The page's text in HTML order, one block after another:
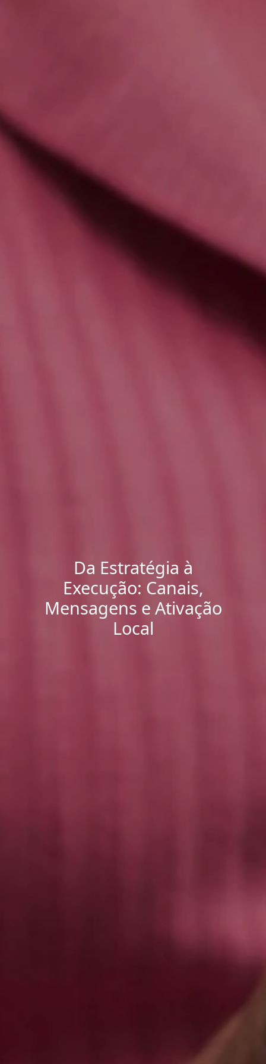
Da Estratégia à
Execução: Canais,
Mensagens e Ativação
Local